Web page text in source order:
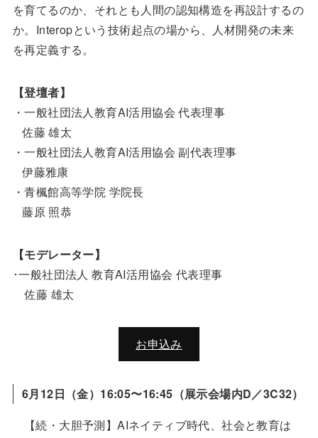
を育てるのか、それとも人間の認知構造を再設計するの
か。Interopという技術起点の場から、人材開発の未来
を再定義する。
【登壇者】
・一般社団法人教育AI活用協会 代表理事
佐藤 雄太
・一般社団法人教育AI活用協会 副代表理事
伊藤雅康
・青楓館高等学院 学院長
藤原 照恭
【モデレーター】
･一般社団法人 教育AI活用協会 代表理事
佐藤 雄太
お申込み
6月12日（金）16:05〜16:45（展示会場内D／3C32）
【続・大胆予測】AIネイティブ時代、社会と教育は